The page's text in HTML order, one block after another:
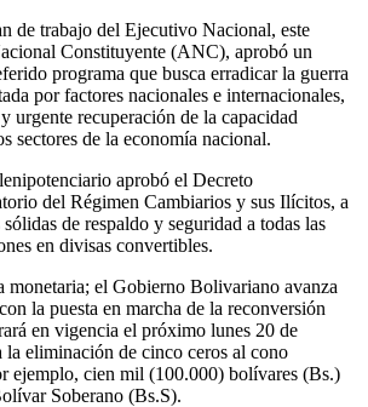
de trabajo del Ejecutivo Nacional, este
Constituyente (ANC), aprobó un
programa que busca erradicar la guerra
por factores nacionales e internacionales,
urgente recuperación de la capacidad
sectores de la economía nacional.
aprobó el Decreto
del Régimen Cambiarios y sus Ilícitos, a
de respaldo y seguridad a todas las
en divisas convertibles.
monetaria; el Gobierno Bolivariano avanza
la puesta en marcha de la reconversión
en vigencia el próximo lunes 20 de
eliminación de cinco ceros al cono
ejemplo, cien mil (100.000) bolívares (Bs.)
Soberano (Bs.S).